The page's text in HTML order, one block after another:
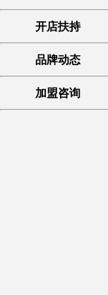
开店扶持
品牌动态
加盟咨询